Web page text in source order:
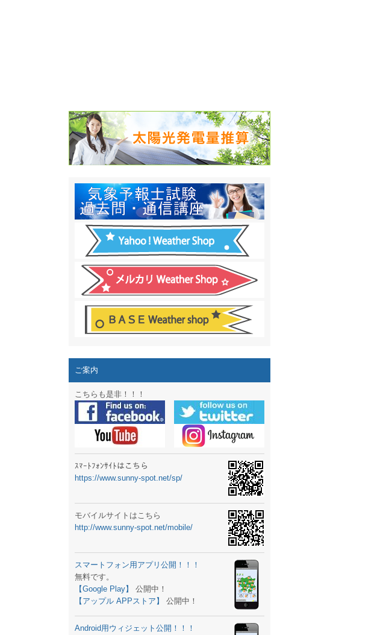
ｽﾏｰﾄﾌｫﾝ用のサイト作成！
結露 10日間予報オプション追加！
ガリレオ温度計&天気管新色登場！
HPリニューアル第２弾：本サイト Update!
HPリニューアル第１弾：英語ページOPEN
週間天気図&週間波浪図を10日に延長しました
太陽光発電量の推算はじめました
気象情報通知サービス「お天気見張り番」開始
週間波浪図追加しました。
予報士通信講座に解析ツール追加！！
専門天気図アーカイブ開始！！
スマートフォン アプリ バージョンアップ
ラジオメーターニュータイプ新登場！
スマートフォン ウィジェット公開
気象予報士スクールの御案内
弊社事務所を移転しました。
生物平年値 更新
予報士学習サイト OPEN！
専門天気図 追加
ラジオメーター輸入販売開始！
スマートフォン アプリ バージョンアップ
お天気パーツ 追加
ご案内
こちらも是非！！！
ｽﾏｰﾄﾌｫﾝｻｲﾄはこちら
https://www.sunny-spot.net/sp/
モバイルサイトはこちら
http://www.sunny-spot.net/mobile/
スマートフォン用アプリ公開！！！
無料です。
【Google Play】
公開中！
【アップル APPストア】
公開中！
Android用ウィジェット公開！！！